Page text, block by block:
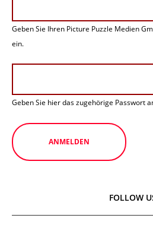
-
R
e
t
r
Geben Sie Ihren Picture Puzzle Medien
ein.
Geben Sie hier das zugehörige Passwort
FOLLOW